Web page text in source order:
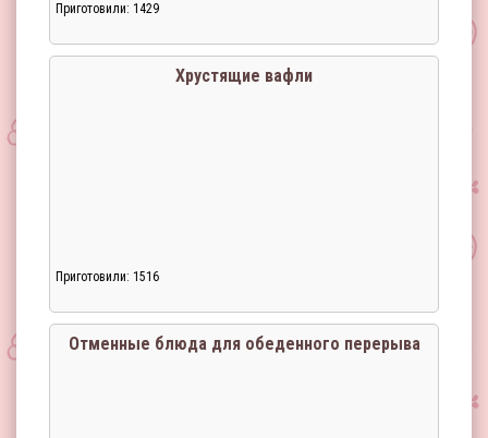
Приготовили: 1429
Хрустящие вафли
Приготовили: 1516
Отменные блюда для обеденного перерыва